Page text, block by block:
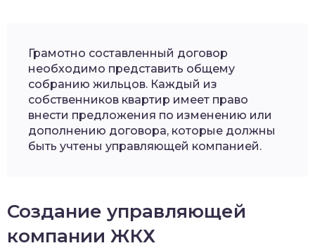
Грамотно составленный договор
необходимо представить общему
собранию жильцов. Каждый из
собственников квартир имеет право
внести предложения по изменению или
дополнению договора, которые должны
быть учтены управляющей компанией.
Создание управляющей
компании ЖКХ